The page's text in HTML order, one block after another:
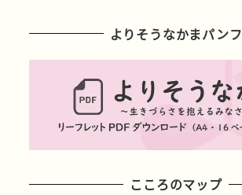
よりそうなかまパンフ
こころのマップ